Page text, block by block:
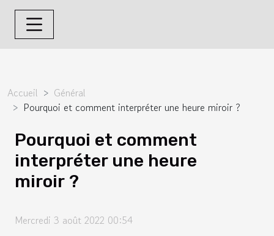
Accueil
Général
Pourquoi et comment interpréter une heure miroir ?
Pourquoi et comment
interpréter une heure
miroir ?
Mercredi 3 août 2022 00:54